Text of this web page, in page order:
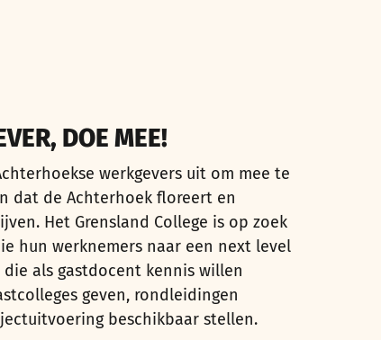
DOE MEE!
werkgevers uit om mee te
dat de Achterhoek floreert en
Het Grensland College is op zoek
hun werknemers naar een next level
als gastdocent kennis willen
geven, rondleidingen
beschikbaar stellen.